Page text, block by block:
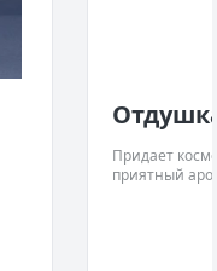
Придает
приятный